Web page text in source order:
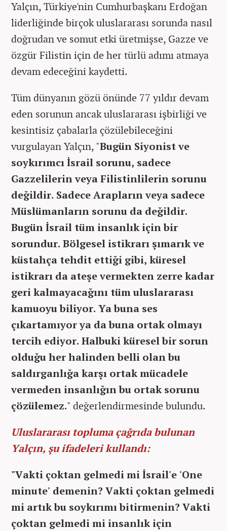
Yalçın, Türkiye'nin Cumhurbaşkanı Erdoğan
liderliğinde birçok uluslararası sorunda nasıl
doğrudan ve somut etki üretmişse, Gazze ve
özgür Filistin için de her türlü adımı atmaya
devam edeceğini kaydetti.
Tüm dünyanın gözü önünde 77 yıldır devam
eden sorunun ancak uluslararası işbirliği ve
kesintisiz çabalarla çözülebileceğini
vurgulayan Yalçın, "Bugün Siyonist ve
soykırımcı İsrail sorunu, sadece
Gazzelilerin veya Filistinlilerin sorunu
değildir. Sadece Arapların veya sadece
Müslümanların sorunu da değildir.
Bugün İsrail tüm insanlık için bir
sorundur. Bölgesel istikrarı şımarık ve
küstahça tehdit ettiği gibi, küresel
istikrarı da ateşe vermekten zerre kadar
geri kalmayacağını tüm uluslararası
kamuoyu biliyor. Ya buna ses
çıkartamıyor ya da buna ortak olmayı
tercih ediyor. Halbuki küresel bir sorun
olduğu her halinden belli olan bu
saldırganlığa karşı ortak mücadele
vermeden insanlığın bu ortak sorunu
çözülemez." değerlendirmesinde bulundu.
Uluslararası topluma çağrıda bulunan
Yalçın, şu ifadeleri kullandı:
"Vakti çoktan gelmedi mi İsrail'e 'One
minute' demenin? Vakti çoktan gelmedi
mi artık bu soykırımı bitirmenin? Vakti
çoktan gelmedi mi insanlık için